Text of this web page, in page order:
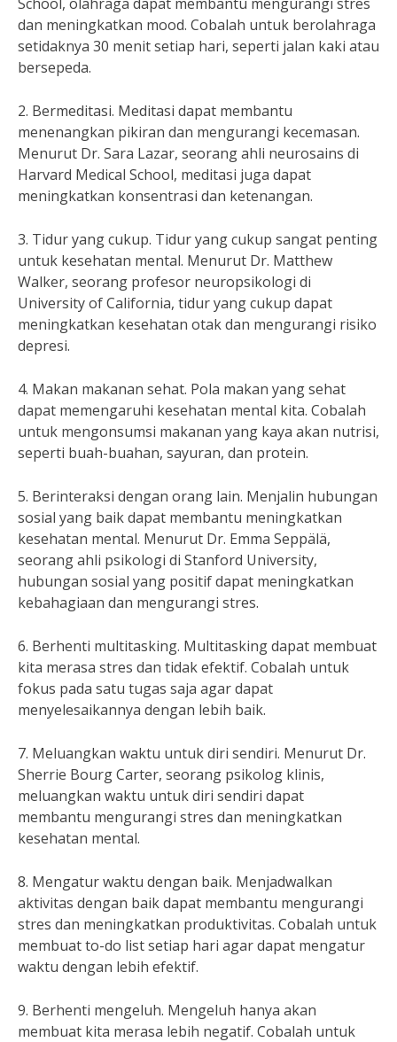
dan meningkatkan mood. Cobalah untuk berolahraga
setidaknya 30 menit setiap hari, seperti jalan kaki atau
bersepeda.
2. Bermeditasi. Meditasi dapat membantu
menenangkan pikiran dan mengurangi kecemasan.
Menurut Dr. Sara Lazar, seorang ahli neurosains di
Harvard Medical School, meditasi juga dapat
meningkatkan konsentrasi dan ketenangan.
3. Tidur yang cukup. Tidur yang cukup sangat penting
untuk kesehatan mental. Menurut Dr. Matthew
Walker, seorang profesor neuropsikologi di
University of California, tidur yang cukup dapat
meningkatkan kesehatan otak dan mengurangi risiko
depresi.
4. Makan makanan sehat. Pola makan yang sehat
dapat memengaruhi kesehatan mental kita. Cobalah
untuk mengonsumsi makanan yang kaya akan nutrisi,
seperti buah-buahan, sayuran, dan protein.
5. Berinteraksi dengan orang lain. Menjalin hubungan
sosial yang baik dapat membantu meningkatkan
kesehatan mental. Menurut Dr. Emma Seppälä,
seorang ahli psikologi di Stanford University,
hubungan sosial yang positif dapat meningkatkan
kebahagiaan dan mengurangi stres.
6. Berhenti multitasking. Multitasking dapat membuat
kita merasa stres dan tidak efektif. Cobalah untuk
fokus pada satu tugas saja agar dapat
menyelesaikannya dengan lebih baik.
7. Meluangkan waktu untuk diri sendiri. Menurut Dr.
Sherrie Bourg Carter, seorang psikolog klinis,
meluangkan waktu untuk diri sendiri dapat
membantu mengurangi stres dan meningkatkan
kesehatan mental.
8. Mengatur waktu dengan baik. Menjadwalkan
aktivitas dengan baik dapat membantu mengurangi
stres dan meningkatkan produktivitas. Cobalah untuk
membuat to-do list setiap hari agar dapat mengatur
waktu dengan lebih efektif.
9. Berhenti mengeluh. Mengeluh hanya akan
membuat kita merasa lebih negatif. Cobalah untuk